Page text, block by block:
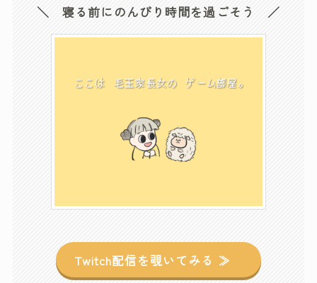
＼ 寝る前にのんびり時間を過ごそう ／
Twitch配信を覗いてみる ≫